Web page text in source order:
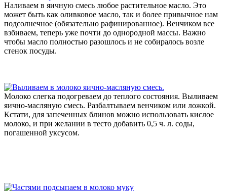
Наливаем в яичную смесь любое растительное масло. Это
может быть как оливковое масло, так и более привычное нам
подсолнечное (обязательно рафинированное). Венчиком все
взбиваем, теперь уже почти до однородной массы. Важно
чтобы масло полностью разошлось и не собиралось возле
стенок посуды.
Молоко слегка подогреваем до теплого состояния. Выливаем
яично-масляную смесь. Разбалтываем венчиком или ложкой.
Кстати, для запеченных блинов можно использовать кислое
молоко, и при желании в тесто добавить 0,5 ч. л. соды,
погашенной уксусом.